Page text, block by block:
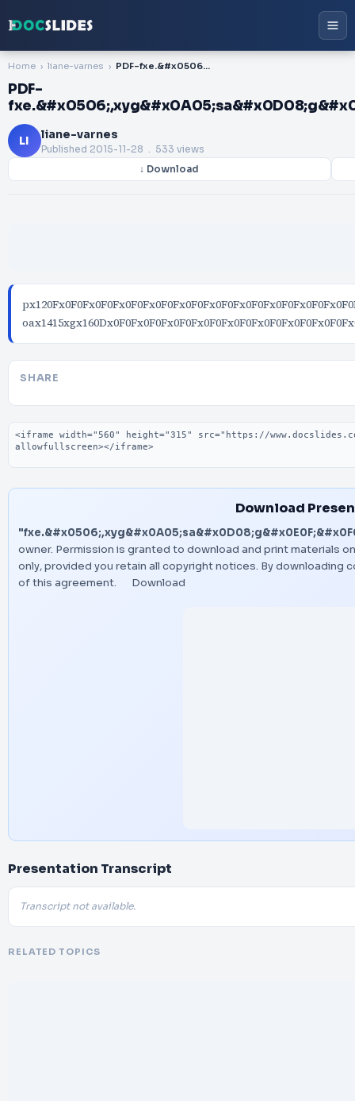
Home liane-varnes PDF-fxe.&#x0506;,xyg&#x0A05;sa&#x0D08;g&#x0E0F;&#x0F0F;&#x0F0F;&#x0F0F;&#x
PDF-
LI liane-varnes
Published 2015-11-28 . 533 views
↓ Download
SHARE
Embed code
Download
owner. Permission is granted to download and print materials
only, provided you retain all copyright notices. By
of this agreement.
Download
Presentation Transcript
Transcript not available.
RELATED TOPICS